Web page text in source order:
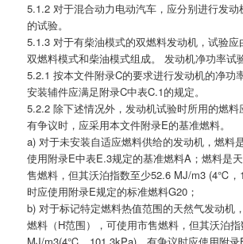
5.1.2 对于混合动力电动汽车，应分别进行发
的试验。
5.1.3 对于有柴油模式的双燃料发动机，试验应
双燃料模式和柴油模式组成。 发动机净功率试
5.2.1 按本文件附录C的要求进行发动机的净功
安装辅件应满足附录C中表C.1的规定。
5.2.2 除下述情况外，发动机试验时所用的燃
有争议时，应采用本文件附录E的基准燃料。
a) 对于未安装自适应燃料供给的发动机，燃料
使用附录E中表E.3规定的基准燃料A；燃料是
售燃料，但其沃泊指数至少52.6 MJ/m3 (4℃，
时应使用附录E规定的标准燃料G20；
b) 对于标记特定燃料热值范围的天然气发动机
燃料（H范围），可使用市售燃料，但其沃泊
MJ/m3(4℃，101.3kPa)，有争议时应使用附录